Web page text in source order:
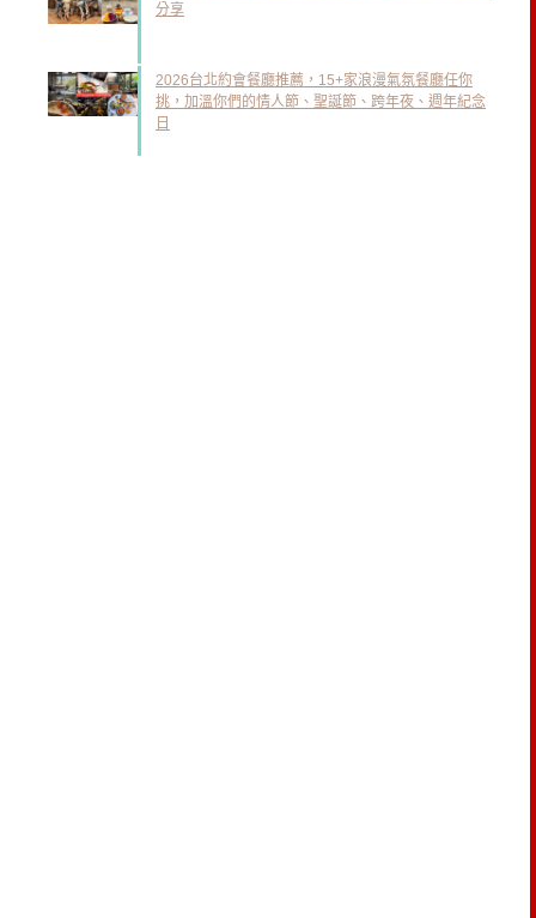
分享
2026台北約會餐廳推薦，15+家浪漫氣氛餐廳任你
挑，加溫你們的情人節、聖誕節、跨年夜、週年紀念
日